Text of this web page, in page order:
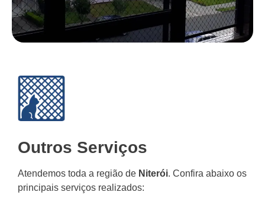
Outros Serviços
Atendemos toda a região de Niterói. Confira abaixo os
principais serviços realizados: